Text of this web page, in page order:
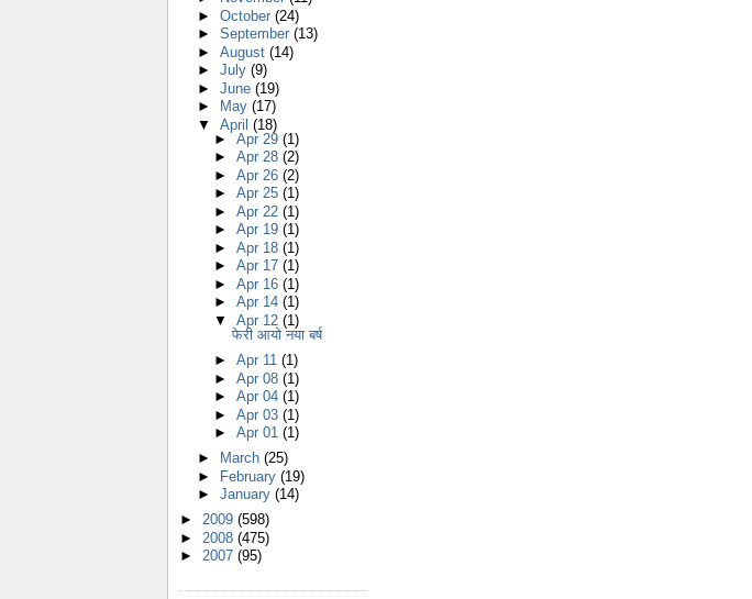
► October (24)
► September (13)
► August (14)
► July (9)
► June (19)
►
May (17)
▼ April (18)
►Apr 29(1)
►Apr 28(2)
►Apr 26(2)
►Apr 25(1)
►Apr 22(1)
►Apr 19(1)
►Apr 18(1)
►Apr 17(1)
►Apr 16(1)
►Apr 14(1)
▼Apr 12(1)
फेरी आयो नया बर्ष
►Apr 11(1)
►Apr 08(1)
►Apr 04(1)
►Apr 03(1)
►Apr 01(1)
►
March (25)
► February (19)
► January (14)
► 2009 (598)
► 2008 (475)
► 2007 (95)